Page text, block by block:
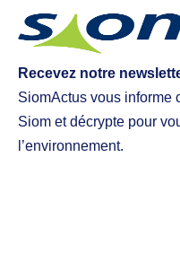
Recevez notre
SiomActus vous informe
Siom et décrypte pour
l’environnement.